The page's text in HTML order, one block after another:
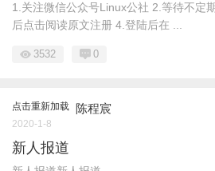
1.关注微信公众号Linux公社 2.等待不定
后点击阅读原文注册 4.登陆后在 ...
3532 0
点击重新加载 陈程宸
2020-1-8
新人报道